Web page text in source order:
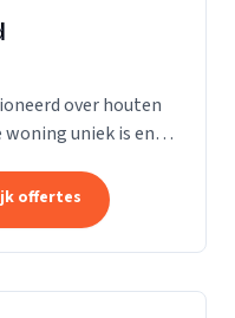
over houten
uniek is en
nu op zoek...
offertes